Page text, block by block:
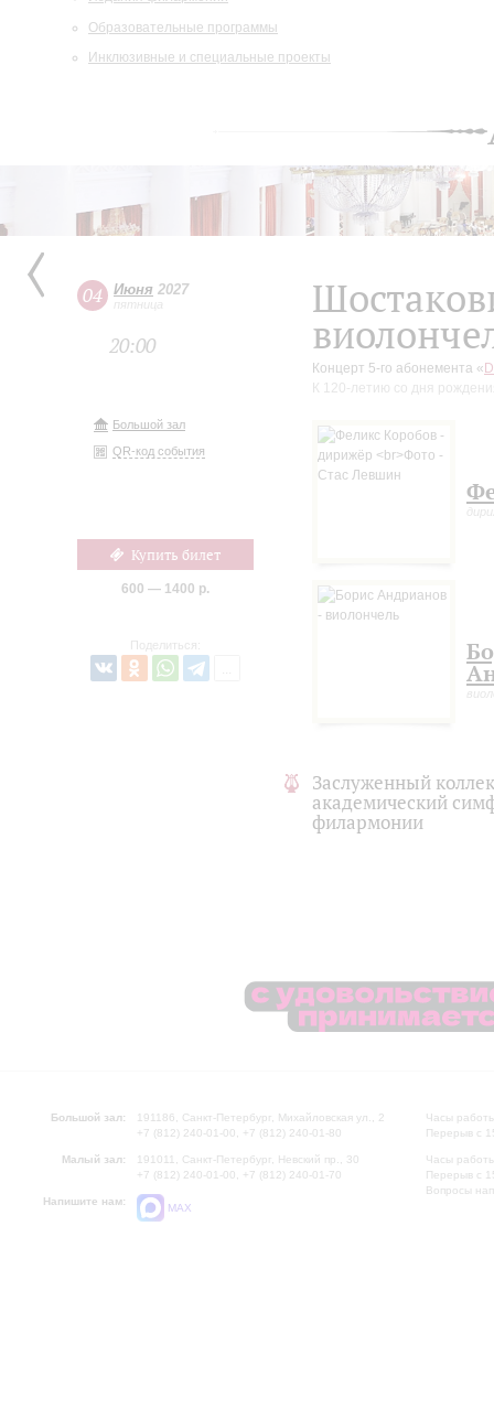
Образовательные программы
Инклюзивные и специальные проекты
04 Июня 2027
пятница
20:00
Большой зал
QR-код события
Купить билет
600 — 1400 р.
Поделиться:
Концерт 5-го абонемента «
К 120-летию со дня
Заслуженный
академический
филармонии
Большой зал:
191186, Санкт-Петербург, Михайловская ул., 2
+7 (812) 240-01-00, +7 (812) 240-01-80
Малый зал:
191011, Санкт-Петербург, Невский пр., 30
+7 (812) 240-01-00, +7 (812) 240-01-70
Напишите нам:
MAX
Часы
Перерыв с
Часы
Перерыв с
Вопросы